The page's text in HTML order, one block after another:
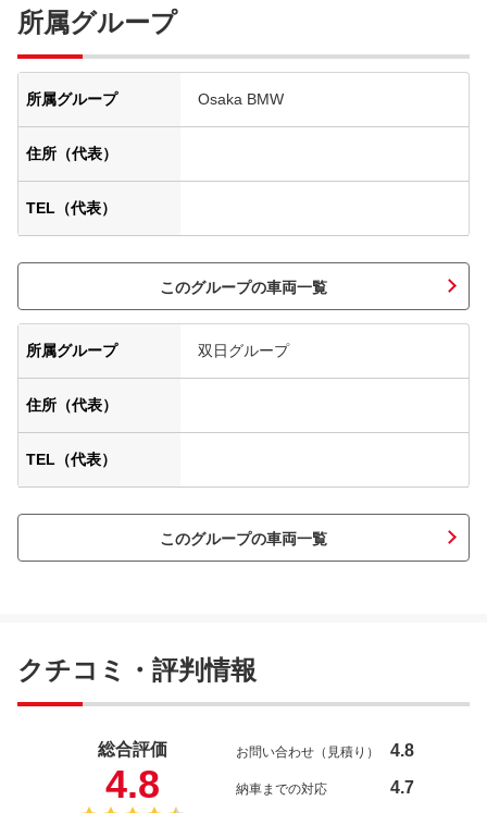
所属グループ
所属グループ Osaka BMW
住所（代表）
TEL（代表）
このグループの車両一覧
所属グループ 双日グループ
住所（代表）
TEL（代表）
このグループの車両一覧
クチコミ・評判情報
総合評価
4.8
お問い合わせ（見積り） 4.8
納車までの対応 4.7